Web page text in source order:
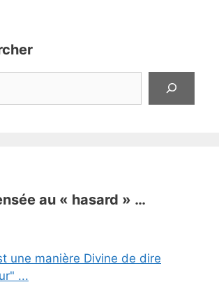
au « hasard » …
une manière Divine de dire
...